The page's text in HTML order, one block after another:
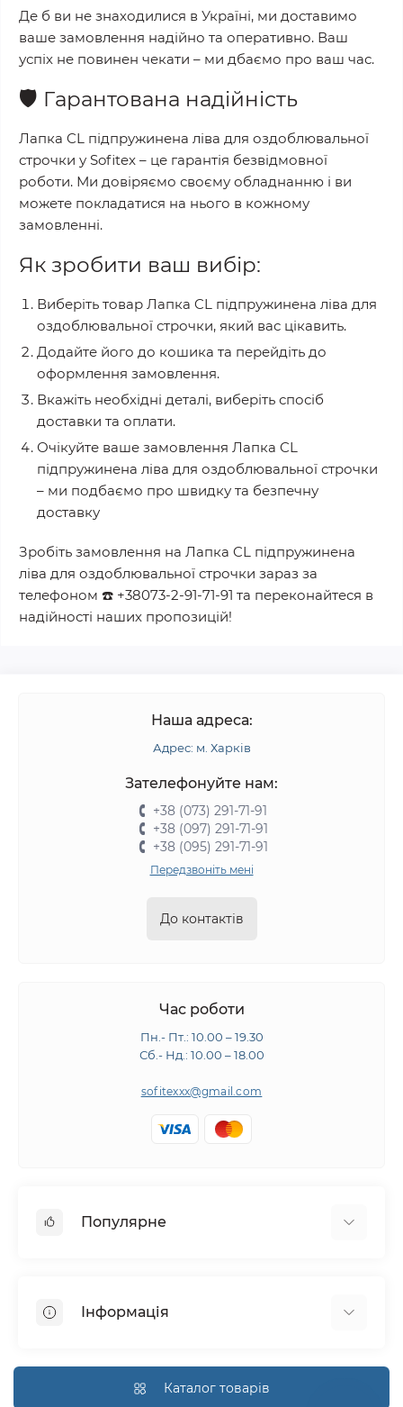
Де б ви не знаходилися в Україні, ми доставимо
ваше замовлення надійно та оперативно. Ваш
успіх не повинен чекати – ми дбаємо про ваш час.
🛡️ Гарантована надійність
Лапка CL підпружинена ліва для оздоблювальної
строчки у Sofitex – це гарантія безвідмовної
роботи. Ми довіряємо своєму обладнанню і ви
можете покладатися на нього в кожному
замовленні.
Як зробити ваш вибір:
Виберіть товар Лапка CL підпружинена ліва для
оздоблювальної строчки, який вас цікавить.
Додайте його до кошика та перейдіть до
оформлення замовлення.
Вкажіть необхідні деталі, виберіть спосіб
доставки та оплати.
Очікуйте ваше замовлення Лапка CL
підпружинена ліва для оздоблювальної строчки
– ми подбаємо про швидку та безпечну
доставку
Зробіть замовлення на Лапка CL підпружинена
ліва для оздоблювальної строчки зараз за
телефоном ☎️ +38073-2-91-71-91 та переконайтеся в
надійності наших пропозицій!
Наша адреса:
Адрес: м. Харків
Зателефонуйте нам:
+38 (073) 291-71-91
+38 (097) 291-71-91
+38 (095) 291-71-91
Передзвоніть мені
До контактів
Час роботи
Пн.- Пт.: 10.00 – 19.30
Сб.- Нд.: 10.00 – 18.00
sofitexxx@gmail.com
Популярне
Розкрійне обладнання
Виробники
Інформація
Доставка і оплата
Каталог товарів